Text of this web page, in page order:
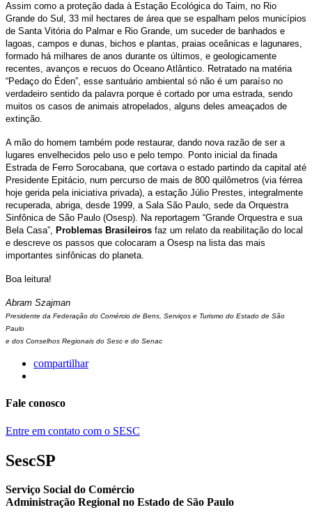
Assim como a proteção dada à Estação Ecológica do Taim, no Rio
Grande do Sul, 33 mil hectares de área que se espalham pelos municípios
de Santa Vitória do Palmar e Rio Grande, um suceder de banhados e
lagoas, campos e dunas, bichos e plantas, praias oceânicas e lagunares,
formado há milhares de anos durante os últimos, e geologicamente
recentes, avanços e recuos do Oceano Atlântico. Retratado na matéria
“Pedaço do Éden”, esse santuário ambiental só não é um paraíso no
verdadeiro sentido da palavra porque é cortado por uma estrada, sendo
muitos os casos de animais atropelados, alguns deles ameaçados de
extinção.
A mão do homem também pode restaurar, dando nova razão de ser a
lugares envelhecidos pelo uso e pelo tempo. Ponto inicial da finada
Estrada de Ferro Sorocabana, que cortava o estado partindo da capital até
Presidente Epitácio, num percurso de mais de 800 quilômetros (via férrea
hoje gerida pela iniciativa privada), a estação Júlio Prestes, integralmente
recuperada, abriga, desde 1999, a Sala São Paulo, sede da Orquestra
Sinfônica de São Paulo (Osesp). Na reportagem “Grande Orquestra e sua
Bela Casa”, Problemas Brasileiros faz um relato da reabilitação do local
e descreve os passos que colocaram a Osesp na lista das mais
importantes sinfônicas do planeta.
Boa leitura!
Abram Szajman
Presidente da Federação do Comércio de Bens, Serviços e Turismo do Estado de São
Paulo
e dos Conselhos Regionais do Sesc e do Senac
compartilhar
Fale conosco
Entre em contato com o SESC
SescSP
Serviço Social do Comércio
Administração Regional no Estado de São Paulo